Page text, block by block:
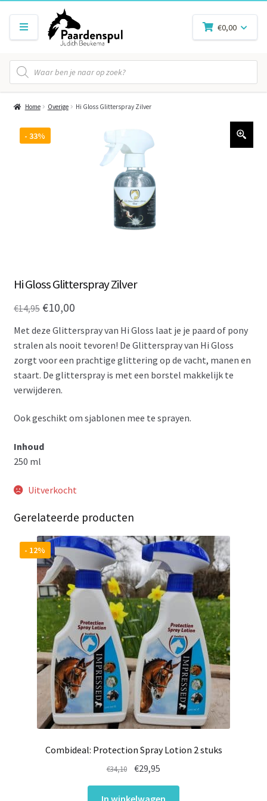
Producten
zoeken
€0,00
Home Overige Hi Gloss Glitterspray Zilver
- 33%
Hi Gloss Glitterspray Zilver
€14,95 Oorspronkelijke
prijs
was:
€14,95.
€10,00Huidige
prijs
is:
€10,00.
Met deze Glitterspray van Hi Gloss laat je je paard of pony
stralen als nooit tevoren! De Glitterspray van Hi Gloss
zorgt voor een prachtige glittering op de vacht, manen en
staart. De glitterspray is met een borstel makkelijk te
verwijderen.
Ook geschikt om sjablonen mee te sprayen.
Inhoud
250 ml
Uitverkocht
Gerelateerde producten
Combideal: Protection Spray Lotion 2 stuks
- 12%
€34,10
Oorspronkelijke
was:
€29,95
is:
In winkelwagen